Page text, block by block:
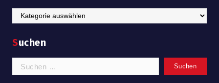
Kategorien
Suchen
Suchen
nach: